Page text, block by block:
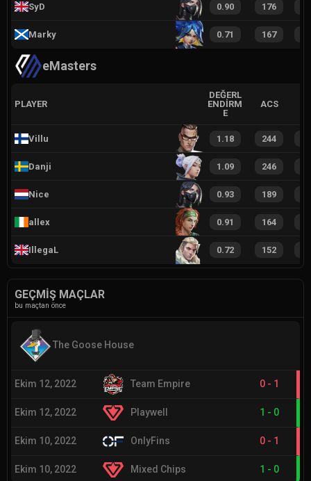
SyD 0.90 176
Marky 0.71 167
eMasters
PLAYER
DEĞERL
ENDIRM
E
ACS
Villu 1.18 244
Danji 1.09 246
Nice 0.93 189
allex 0.91 164
IllegaL 0.72 152
GEÇMIŞ MAÇLAR
bu maçtan önce
The Goose House
Ekim 12, 2022 Team Empire 0 - 1
Ekim 12, 2022 Playwell 1 - 0
Ekim 10, 2022 OnlyFins 0 - 1
Ekim 10, 2022 Mixed Chips 1 - 0